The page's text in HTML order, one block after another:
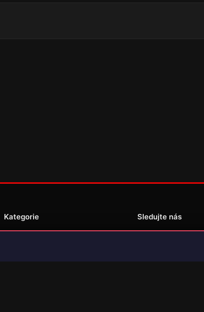
Kategorie Sledujte nás